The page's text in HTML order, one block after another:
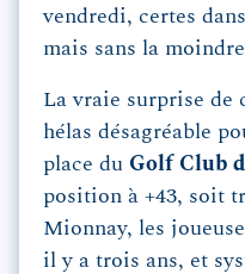
vendredi, certes
mais sans la
La vraie surprise de
hélas désagréable
place du Golf Club
position à +43, soit
Mionnay, les
il y a trois ans, et